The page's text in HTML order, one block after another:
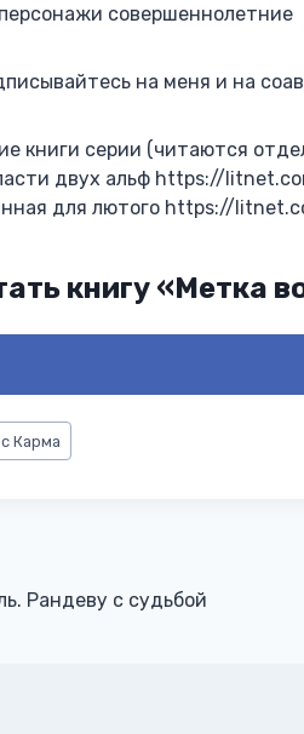
совершеннолетние
на меня и на
книги серии (читаются
двух альф https://
для лютого https://
книгу «Метка
Карма
Рандеву с судьбой